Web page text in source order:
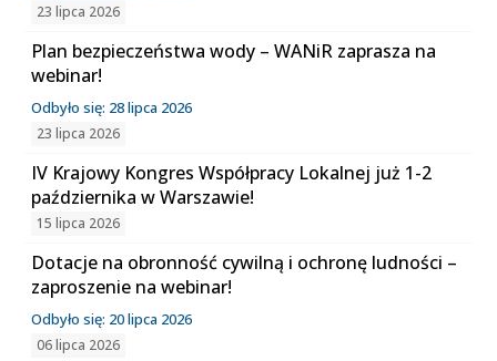
23 lipca 2026
Plan bezpieczeństwa wody – WANiR zaprasza na
webinar!
Odbyło się: 28 lipca 2026
23 lipca 2026
IV Krajowy Kongres Współpracy Lokalnej już 1-2
października w Warszawie!
15 lipca 2026
Dotacje na obronność cywilną i ochronę ludności –
zaproszenie na webinar!
Odbyło się: 20 lipca 2026
06 lipca 2026